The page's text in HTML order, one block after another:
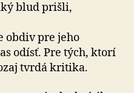
blud prišli,
obdiv pre jeho
odísť. Pre tých, ktorí
tvrdá kritika.